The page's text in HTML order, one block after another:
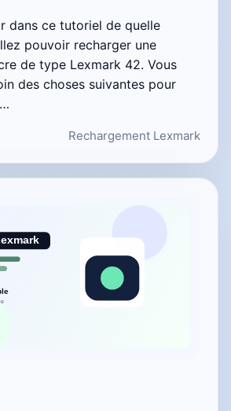
dans ce tutoriel de quelle
pouvoir recharger une
de type Lexmark 42. Vous
des choses suivantes pour
Rechargement Lexmark